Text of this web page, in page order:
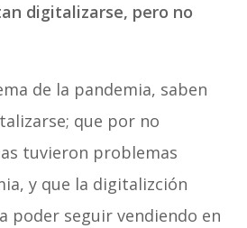
digitalizarse, pero no
de la pandemia, saben
que por no
tuvieron problemas
y que la digitalizción
poder seguir vendiendo en